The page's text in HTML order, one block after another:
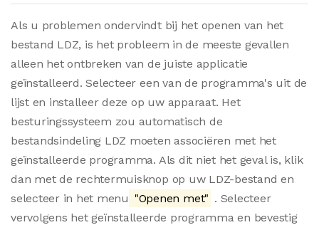
Als u problemen ondervindt bij het openen van het
bestand LDZ, is het probleem in de meeste gevallen
alleen het ontbreken van de juiste applicatie
geïnstalleerd. Selecteer een van de programma's uit de
lijst en installeer deze op uw apparaat. Het
besturingssysteem zou automatisch de
bestandsindeling LDZ moeten associëren met het
geïnstalleerde programma. Als dit niet het geval is, klik
dan met de rechtermuisknop op uw LDZ-bestand en
selecteer in het menu "Openen met" . Selecteer
vervolgens het geïnstalleerde programma en bevestig